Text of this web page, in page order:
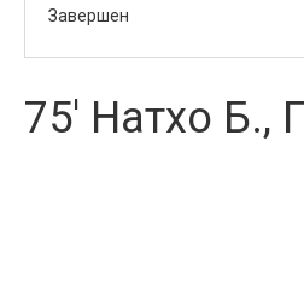
Завершен
75' Натхо Б.,